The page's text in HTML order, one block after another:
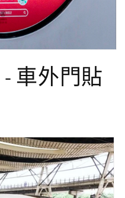
車外門貼